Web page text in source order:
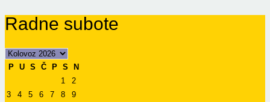
Radne subote
P U S Č P S
N
1
2
3
4 5 6 7 8
9